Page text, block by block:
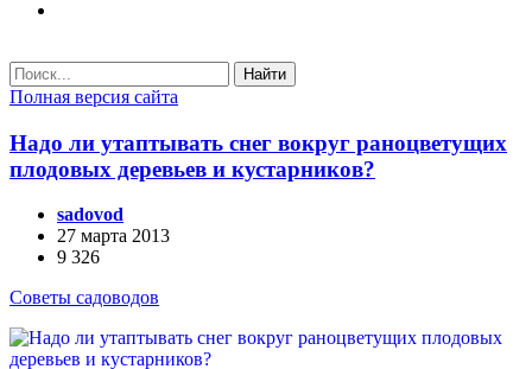
Найти
Полная версия сайта
Надо ли утаптывать снег вокруг раноцветущих
плодовых деревьев и кустарников?
sadovod
27 марта 2013
9 326
Советы садоводов